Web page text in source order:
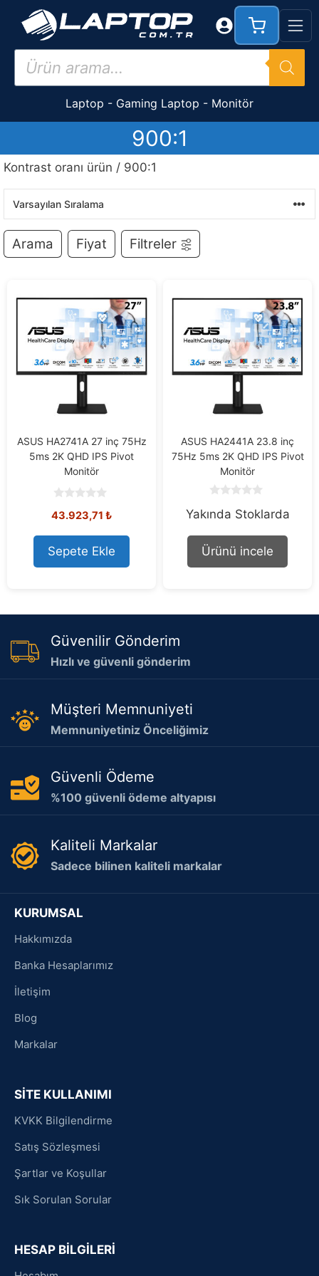
İçeriğe
Products
search
Laptop - Gaming Laptop - Monitör
900:1
Kontrast oranı ürün / 900:1
Arama Fiyat Filtreler
ASUS HA2741A 27 inç 75Hz
5ms 2K QHD IPS Pivot
Monitör
o
t
o
f
5
43.923,71 ₺
Sepete Ekle
ASUS HA2441A 23.8 inç
75Hz 5ms 2K QHD IPS Pivot
Monitör
o
t
f
Yakında Stoklarda
Ürünü incele
Güvenilir Gönderim
Hızlı ve güvenli gönderim
Müşteri Memnuniyeti
Memnuniyetiniz Önceliğimiz
Güvenli Ödeme
%100 güvenli ödeme altyapısı
Kaliteli Markalar
Sadece bilinen kaliteli markalar
KURUMSAL
Hakkımızda
Banka Hesaplarımız
İletişim
Blog
Markalar
SİTE KULLANIMI
KVKK Bilgilendirme
Satış Sözleşmesi
Şartlar ve Koşullar
Sık Sorulan Sorular
HESAP BİLGİLERİ